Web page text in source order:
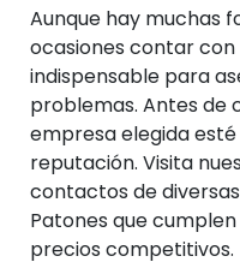
Aunque hay muchas
ocasiones contar
indispensable para
problemas. Antes de
empresa elegida
reputación. Visita
contactos de
Patones que
precios competitivos.